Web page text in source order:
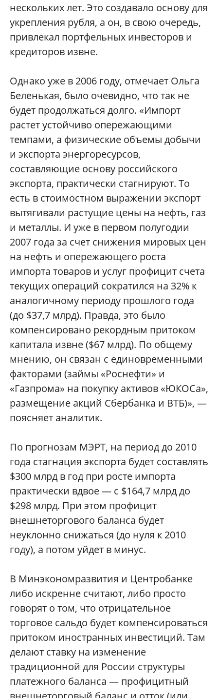
нескольких лет. Это создавало основу для
укрепления рубля, а он, в свою очередь,
привлекал портфельных инвесторов и
кредиторов извне.
Однако уже в 2006 году, отмечает Ольга
Беленькая, было очевидно, что так не
будет продолжаться долго. «Импорт
растет устойчиво опережающими
темпами, а физические объемы добычи
и экспорта энергоресурсов,
составляющие основу российского
экспорта, практически стагнируют. То
есть в стоимостном выражении экспорт
вытягивали растущие цены на нефть, газ
и металлы. И уже в первом полугодии
2007 года за счет снижения мировых цен
на нефть и опережающего роста
импорта товаров и услуг профицит счета
текущих операций сократился на 32% к
аналогичному периоду прошлого года
(до $37,7 млрд). Правда, это было
компенсировано рекордным притоком
капитала извне ($67 млрд). По общему
мнению, он связан с единовременными
факторами (займы «Роснефти» и
«Газпрома» на покупку активов «ЮКОСа»,
размещение акций Сбербанка и ВТБ)», —
поясняет аналитик.
По прогнозам МЭРТ, на период до 2010
года стагнация экспорта будет составлять
$300 млрд в год при росте импорта
практически вдвое — с $164,7 млрд до
$298 млрд. При этом профицит
внешнеторгового баланса будет
неуклонно снижаться (до нуля к 2010
году), а потом уйдет в минус.
В Минэкономразвития и Центробанке
либо искренне считают, либо просто
говорят о том, что отрицательное
торговое сальдо будет компенсироваться
притоком иностранных инвестиций. Там
делают ставку на изменение
традиционной для России структуры
платежного баланса — профицитный